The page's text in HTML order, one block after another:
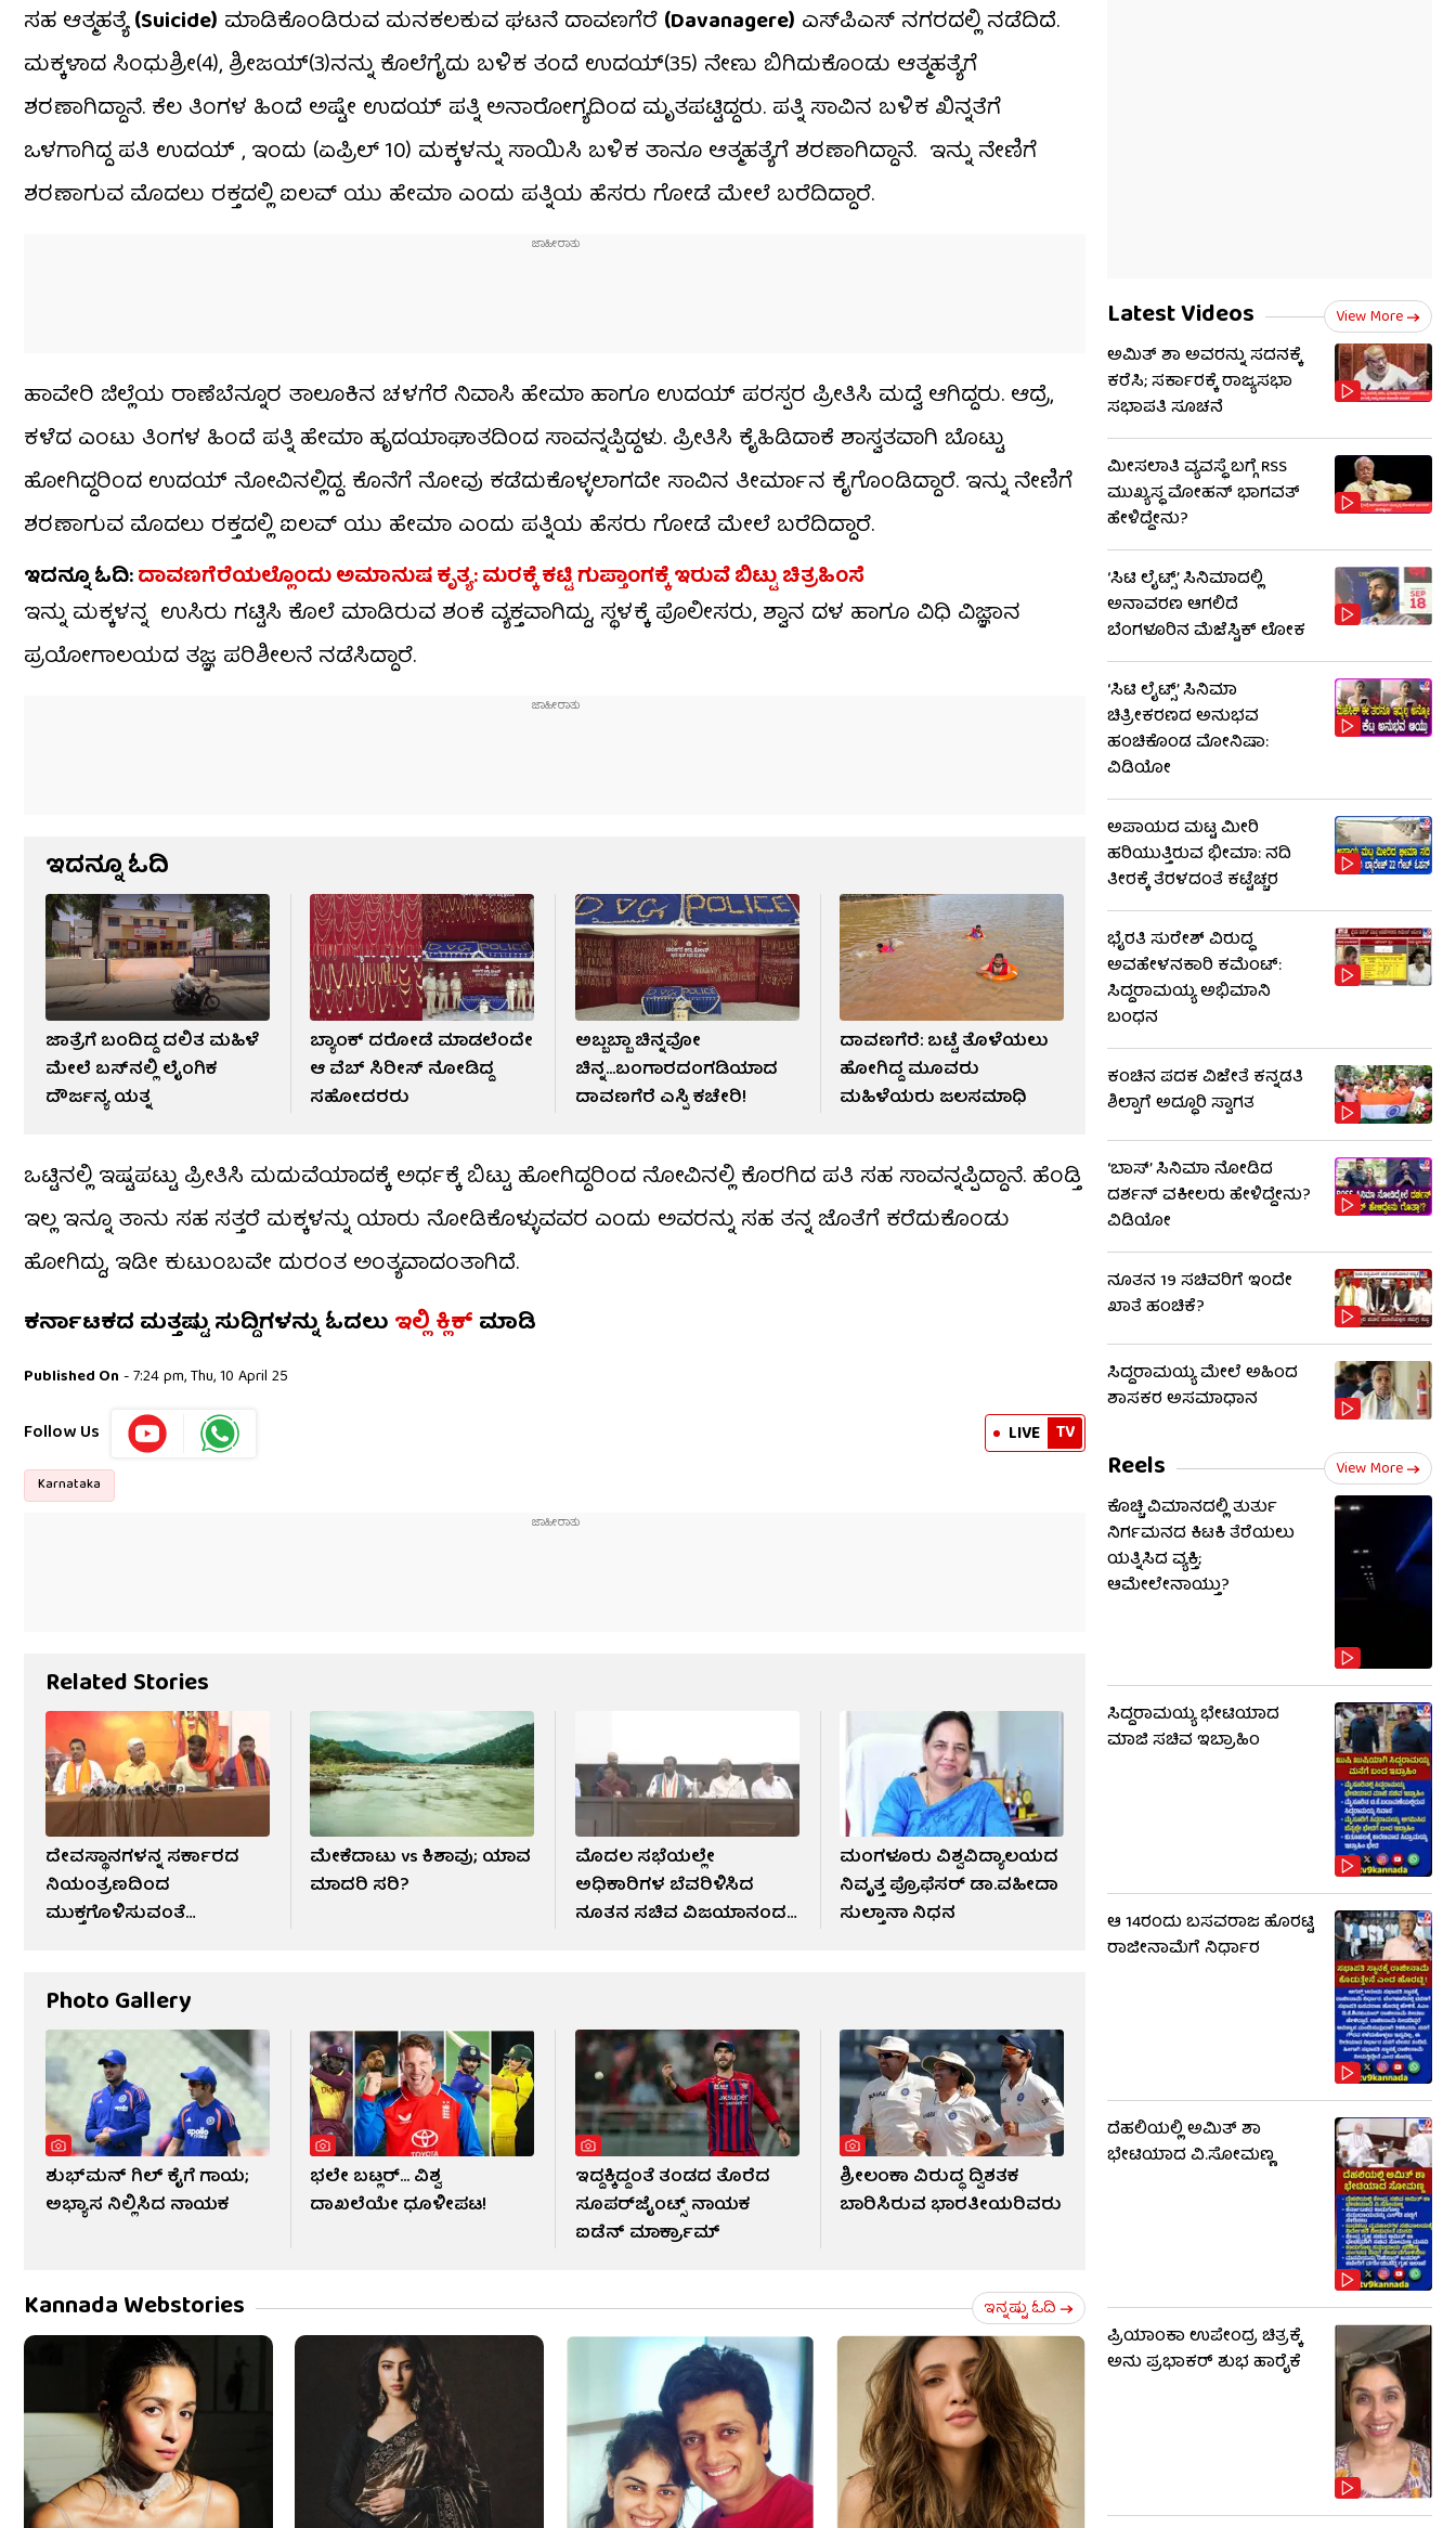
ಸಹ ಆತ್ಮಹತ್ಯೆ(Suicide) ಮಾಡಿಕೊಂಡಿರುವ ಮನಕಲಕುವ ಘಟನೆ ದಾವಣಗೆರೆ (Davanagere) ಎಸ್‌ಪಿಎಸ್‌ ನಗರದಲ್ಲಿ ನಡೆದಿದೆ.
ಮಕ್ಕಳಾದ ಸಿಂಧುಶ್ರೀ(4), ಶ್ರೀಜಯ್‌(3)ನನ್ನು ಕೊಲೆಗೈದು ಬಳಿಕ ತಂದೆ ಉದಯ್‌(35) ನೇಣು ಬಿಗಿದುಕೊಂಡು ಆತ್ಮಹತ್ಯೆಗೆ
ಶರಣಾಗಿದ್ದಾನೆ. ಕೆಲ ತಿಂಗಳ ಹಿಂದೆ ಅಷ್ಟೇ ಉದಯ್‌ ಪತ್ನಿ ಅನಾರೋಗ್ಯದಿಂದ ಮೃತಪಟ್ಟಿದ್ದರು. ಪತ್ನಿ ಸಾವಿನ ಬಳಿಕ ಖಿನ್ನತೆಗೆ
ಒಳಗಾಗಿದ್ದ ಪತಿ ಉದಯ್‌ , ಇಂದು (ಏಪ್ರಿಲ್ 10) ಮಕ್ಕಳನ್ನು ಸಾಯಿಸಿ ಬಳಿಕ ತಾನೂ ಆತ್ಮಹತ್ಯೆಗೆ ಶರಣಾಗಿದ್ದಾನೆ. ಇನ್ನು ನೇಣಿಗೆ
ಶರಣಾಗುವ ಮೊದಲು ರಕ್ತದಲ್ಲಿ ಐಲವ್​ ಯು ಹೇಮಾ ಎಂದು ಪತ್ನಿಯ ಹೆಸರು ಗೋಡೆ ಮೇಲೆ ಬರೆದಿದ್ದಾರೆ.
ಹಾವೇರಿ ಜಿಲ್ಲೆಯ ರಾಣೆಬೆನ್ನೂರ ತಾಲೂಕಿನ ಚಳಗೆರೆ ನಿವಾಸಿ ಹೇಮಾ ಹಾಗೂ ಉದಯ್ ಪರಸ್ಪರ ಪ್ರೀತಿಸಿ ಮದ್ವೆ ಆಗಿದ್ದರು. ಆದ್ರೆ,
ಕಳೆದ ಎಂಟು ತಿಂಗಳ ಹಿಂದೆ ಪತ್ನಿ ಹೇಮಾ ಹೃದಯಾಘಾತದಿಂದ ಸಾವನ್ನಪ್ಪಿದ್ದಳು. ಪ್ರೀತಿಸಿ ಕೈಹಿಡಿದಾಕೆ ಶಾಸ್ವತವಾಗಿ ಬೊಟ್ಟು
ಹೋಗಿದ್ದರಿಂದ ಉದಯ್​ ನೋವಿನಲ್ಲಿದ್ದ. ಕೊನೆಗೆ ನೋವು ಕಡೆದುಕೊಳ್ಳಲಾಗದೇ ಸಾವಿನ ತೀರ್ಮಾನ ಕೈಗೊಂಡಿದ್ದಾರೆ. ಇನ್ನು ನೇಣಿಗೆ
ಶರಣಾಗುವ ಮೊದಲು ರಕ್ತದಲ್ಲಿ ಐಲವ್​ ಯು ಹೇಮಾ ಎಂದು ಪತ್ನಿಯ ಹೆಸರು ಗೋಡೆ ಮೇಲೆ ಬರೆದಿದ್ದಾರೆ.
ಇದನ್ನೂ ಓದಿ:ದಾವಣಗೆರೆಯಲ್ಲೊಂದು ಅಮಾನುಷ ಕೃತ್ಯ: ಮರಕ್ಕೆ ಕಟ್ಟಿ ಗುಪ್ತಾಂಗಕ್ಕೆ ಇರುವೆ ಬಿಟ್ಟು ಚಿತ್ರಹಿಂಸೆ
ಇನ್ನು ಮಕ್ಕಳನ್ನ ಉಸಿರು ಗಟ್ಟಿಸಿ ಕೊಲೆ ಮಾಡಿರುವ ಶಂಕೆ ವ್ಯಕ್ತವಾಗಿದ್ದು, ಸ್ಥಳಕ್ಕೆ ಪೊಲೀಸರು, ಶ್ವಾನ ದಳ ಹಾಗೂ ವಿಧಿ ವಿಜ್ಞಾನ
ಪ್ರಯೋಗಾಲಯದ ತಜ್ಞ ಪರಿಶೀಲನೆ ನಡೆಸಿದ್ದಾರೆ.
ಇದನ್ನೂ ಓದಿ
ಜಾತ್ರೆಗೆ ಬಂದಿದ್ದ ದಲಿತ ಮಹಿಳೆ
ಮೇಲೆ ಬಸ್​ನಲ್ಲಿ ಲೈಂಗಿಕ
ದೌರ್ಜನ್ಯ ಯತ್ನ
ಬ್ಯಾಂಕ್ ದರೋಡೆ ಮಾಡಲೆಂದೇ
ಆ ವೆಬ್​ ಸಿರೀಸ್ ನೋಡಿದ್ದ
ಸಹೋದರರು
ಅಬ್ಬಬ್ಬಾ ಚಿನ್ನವೋ
ಚಿನ್ನ...ಬಂಗಾರದಂಗಡಿಯಾದ
ದಾವಣಗೆರೆ ಎಸ್ಪಿ ಕಚೇರಿ!
ದಾವಣಗೆರೆ: ಬಟ್ಟೆ ತೊಳೆಯಲು
ಹೋಗಿದ್ದ ಮೂವರು
ಮಹಿಳೆಯರು ಜಲಸಮಾಧಿ
ಒಟ್ಟಿನಲ್ಲಿ ಇಷ್ಟಪಟ್ಟು ಪ್ರೀತಿಸಿ ಮದುವೆಯಾದಕ್ಕೆ ಅರ್ಧಕ್ಕೆ ಬಿಟ್ಟು ಹೋಗಿದ್ದರಿಂದ ನೋವಿನಲ್ಲಿ ಕೊರಗಿದ ಪತಿ ಸಹ ಸಾವನ್ನಪ್ಪಿದ್ದಾನೆ. ಹೆಂಡ್ತಿ
ಇಲ್ಲ ಇನ್ನೂ ತಾನು ಸಹ ಸತ್ತರೆ ಮಕ್ಕಳನ್ನು ಯಾರು ನೋಡಿಕೊಳ್ಳುವವರ ಎಂದು ಅವರನ್ನು ಸಹ ತನ್ನ ಜೊತೆಗೆ ಕರೆದುಕೊಂಡು
ಹೋಗಿದ್ದು, ಇಡೀ ಕುಟುಂಬವೇ ದುರಂತ ಅಂತ್ಯವಾದಂತಾಗಿದೆ.
ಕರ್ನಾಟಕದ ಮತ್ತಷ್ಟು ಸುದ್ದಿಗಳನ್ನು ಓದಲು ಇಲ್ಲಿ ಕ್ಲಿಕ್ ​ ಮಾಡಿ
Published On - 7:24 pm, Thu, 10 April 25
Follow Us LIVE TV
Karnataka
Related Stories
ದೇವಸ್ಥಾನಗಳನ್ನ ಸರ್ಕಾರದ
ನಿಯಂತ್ರಣದಿಂದ
ಮುಕ್ತಗೊಳಿಸುವಂತೆ
ಮೇಕೆದಾಟು vs ಕಿಶಾವು; ಯಾವ
ಮಾದರಿ ಸರಿ?
ಮೊದಲ ಸಭೆಯಲ್ಲೇ
ಅಧಿಕಾರಿಗಳ ಬೆವರಿಳಿಸಿದ
ನೂತನ ಸಚಿವ ವಿಜಯಾನಂದ
ಮಂಗಳೂರು ವಿಶ್ವವಿದ್ಯಾಲಯದ
ನಿವೃತ್ತ ಪ್ರೊಫೆಸರ್‌ ಡಾ.ವಹೀದಾ
ಸುಲ್ತಾನಾ ನಿಧನ
Photo Gallery
ಶುಭ್​ಮನ್ ಗಿಲ್ ಕೈಗೆ ಗಾಯ;
ಅಭ್ಯಾಸ ನಿಲ್ಲಿಸಿದ ನಾಯಕ
ಭಲೇ ಬಟ್ಲರ್... ವಿಶ್ವ
ದಾಖಲೆಯೇ ಧೂಳೀಪಟ!
ಇದ್ದಕ್ಕಿದ್ದಂತೆ ತಂಡದ ತೊರೆದ
ಸೂಪರ್‌ಜೈಂಟ್ಸ್ ನಾಯಕ
ಐಡೆನ್ ಮಾರ್ಕ್ರಾಮ್
ಶ್ರೀಲಂಕಾ ವಿರುದ್ಧ ದ್ವಿಶತಕ
ಬಾರಿಸಿರುವ ಭಾರತೀಯರಿವರು
Kannada Webstories ಇನ್ನಷ್ಟು ಓದಿ
Latest Videos View More
ಅಮಿತ್ ಶಾ ಅವರನ್ನು ಸದನಕ್ಕೆ
ಕರೆಸಿ; ಸರ್ಕಾರಕ್ಕೆ ರಾಜ್ಯಸಭಾ
ಸಭಾಪತಿ ಸೂಚನೆ
ಮೀಸಲಾತಿ ವ್ಯವಸ್ಥೆ ಬಗ್ಗೆ RSS​
ಮುಖ್ಯಸ್ಥ ಮೋಹನ್ ಭಾಗವತ್
ಹೇಳಿದ್ದೇನು?
‘ಸಿಟಿ ಲೈಟ್ಸ್’ ಸಿನಿಮಾದಲ್ಲಿ
ಅನಾವರಣ ಆಗಲಿದೆ
ಬೆಂಗಳೂರಿನ ಮೆಜೆಸ್ಟಿಕ್ ಲೋಕ
‘ಸಿಟಿ ಲೈಟ್ಸ್’ ಸಿನಿಮಾ
ಚಿತ್ರೀಕರಣದ ಅನುಭವ
ಹಂಚಿಕೊಂಡ ಮೋನಿಷಾ:
ವಿಡಿಯೋ
ಅಪಾಯದ ಮಟ್ಟ ಮೀರಿ
ಹರಿಯುತ್ತಿರುವ ಭೀಮಾ: ನದಿ
ತೀರಕ್ಕೆ ತೆರಳದಂತೆ ಕಟ್ಟೆಚ್ಚರ
ಭೈರತಿ ಸುರೇಶ್ ವಿರುದ್ಧ
ಅವಹೇಳನಕಾರಿ ಕಮೆಂಟ್:
ಸಿದ್ದರಾಮಯ್ಯ ಅಭಿಮಾನಿ
ಬಂಧನ
ಕಂಚಿನ ಪದಕ ವಿಜೇತೆ ಕನ್ನಡತಿ
ಶಿಲ್ಪಾಗೆ ಅದ್ಧೂರಿ ಸ್ವಾಗತ
‘ಬಾಸ್’ ಸಿನಿಮಾ ನೋಡಿದ
ದರ್ಶನ್ ವಕೀಲರು ಹೇಳಿದ್ದೇನು?
ವಿಡಿಯೋ
ನೂತನ 19 ಸಚಿವರಿಗೆ ಇಂದೇ
ಖಾತೆ ಹಂಚಿಕೆ?
ಸಿದ್ದರಾಮಯ್ಯ ಮೇಲೆ ಅಹಿಂದ
ಶಾಸಕರ ಅಸಮಾಧಾನ
Reels View More
ಕೊಚ್ಚಿ ವಿಮಾನದಲ್ಲಿ ತುರ್ತು
ನಿರ್ಗಮನದ ಕಿಟಕಿ ತೆರೆಯಲು
ಯತ್ನಿಸಿದ ವ್ಯಕ್ತಿ;
ಆಮೇಲೇನಾಯ್ತು?
ಸಿದ್ದರಾಮಯ್ಯ ಭೇಟಿಯಾದ
ಮಾಜಿ ಸಚಿವ ಇಬ್ರಾಹಿಂ
ಆ 14ರಂದು ಬಸವರಾಜ ಹೊರಟ್ಟಿ
ರಾಜೀನಾಮೆಗೆ ನಿರ್ಧಾರ
ದೆಹಲಿಯಲ್ಲಿ ಅಮಿತ್ ಶಾ
ಭೇಟಿಯಾದ ವಿ.ಸೋಮಣ್ಣ
ಪ್ರಿಯಾಂಕಾ ಉಪೇಂದ್ರ ಚಿತ್ರಕ್ಕೆ
ಅನು ಪ್ರಭಾಕರ್ ಶುಭ ಹಾರೈಕೆ